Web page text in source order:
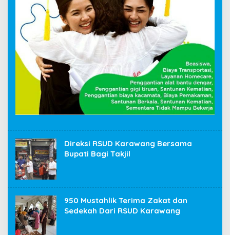
Direksi RSUD Karawang Bersama
Bupati Bagi Takjil
950 Mustahlik Terima Zakat dan
Sedekah Dari RSUD Karawang